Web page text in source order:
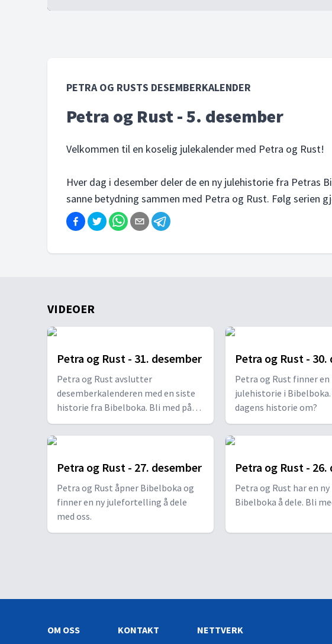
PETRA OG RUSTS DESEMBERKALENDER
Petra og Rust - 5. desember
Velkommen til en koselig julekalender med Petra og Rust!
Hver dag i desember deler de en ny julehistorie fra Petras
sanne betydning sammen med Petra og Rust. Følg serien
VIDEOER
Petra og Rust - 31. desember
Petra og Rust avslutter
desemberkalenderen med en siste
historie fra Bibelboka. Bli med på
årets siste episode!
Petra og Rust - 30.
Petra og Rust finner en
julehistorie i
dagens historie om?
Petra og Rust - 27. desember
Petra og Rust åpner Bibelboka og
finner en ny julefortelling å dele
med oss.
Petra og Rust - 26.
Petra og Rust har en
Bibelboka å dele. Bli
OM OSS KONTAKT NETTVERK